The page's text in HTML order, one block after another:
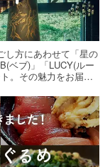
し方にあわせて「星の
ベブ)」「LUCY(ルー
。その魅力をお届け